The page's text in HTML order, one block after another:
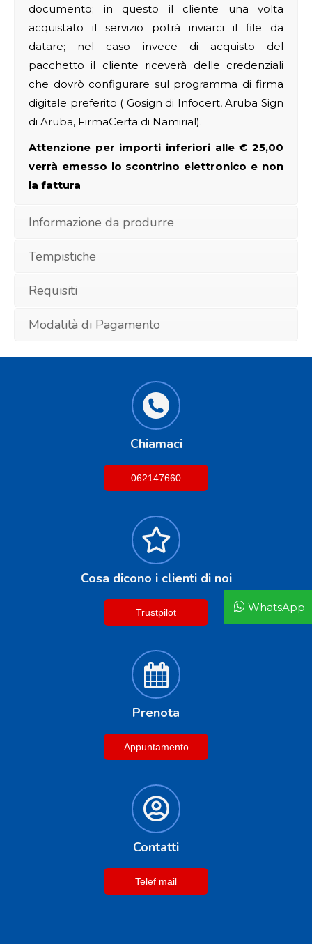
documento; in questo il cliente una volta
acquistato il servizio potrà inviarci il file da
datare; nel caso invece di acquisto del
pacchetto il cliente riceverà delle credenziali
che dovrò configurare sul programma di firma
digitale preferito ( Gosign di Infocert, Aruba Sign
di Aruba, FirmaCerta di Namirial).
Attenzione per importi inferiori alle € 25,00
verrà emesso lo scontrino elettronico e non
la fattura
Informazione da produrre
Tempistiche
Requisiti
Modalità di Pagamento
Chiamaci
062147660
Cosa dicono i clienti di noi
Trustpilot
Prenota
Appuntamento
Contatti
Telef mail
WhatsApp